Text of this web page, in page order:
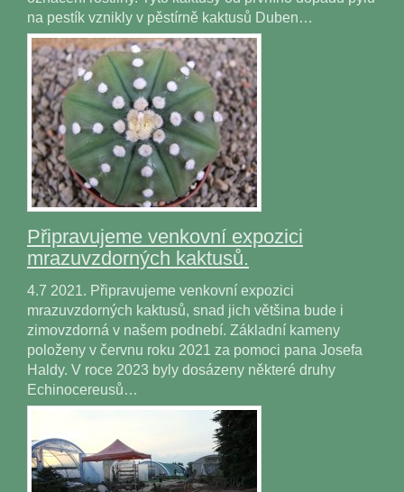
na pestík vznikly v pěstírně kaktusů Duben…
Připravujeme venkovní expozici
mrazuvzdorných kaktusů.
4.7 2021. Připravujeme venkovní expozici
mrazuvzdorných kaktusů, snad jich většina bude i
zimovzdorná v našem podnebí. Základní kameny
položeny v červnu roku 2021 za pomoci pana Josefa
Haldy. V roce 2023 byly dosázeny některé druhy
Echinocereusů…